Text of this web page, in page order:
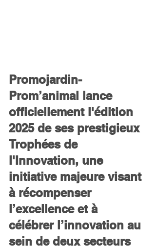
Promojardin-
Prom’animal lance
officiellement l'édition
2025 de ses prestigieux
Trophées de
l'Innovation, une
initiative majeure visant
à récompenser
l’excellence et à
célébrer l’innovation au
sein de deux secteurs